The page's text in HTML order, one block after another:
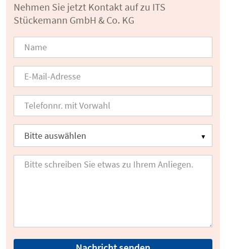
Nehmen Sie jetzt Kontakt auf zu ITS
Stückemann GmbH & Co. KG